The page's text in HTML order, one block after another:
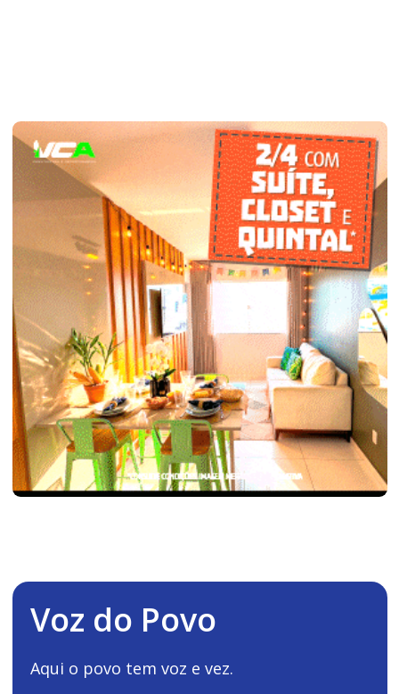
Voz do Povo
Aqui o povo tem voz e vez.